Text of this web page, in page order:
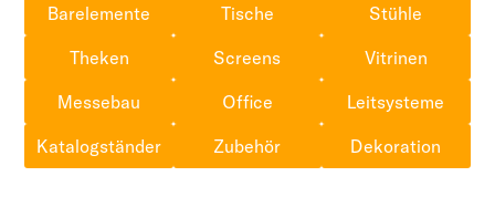
Barelemente
Tische
Stühle
Theken
Screens
Vitrinen
Messebau
Office
Leitsysteme
Katalogständer
Zubehör Dekoration